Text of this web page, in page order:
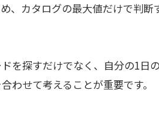
、カタログの最大値だけで判断
を探すだけでなく、自分の1日
わせて考えることが重要です。